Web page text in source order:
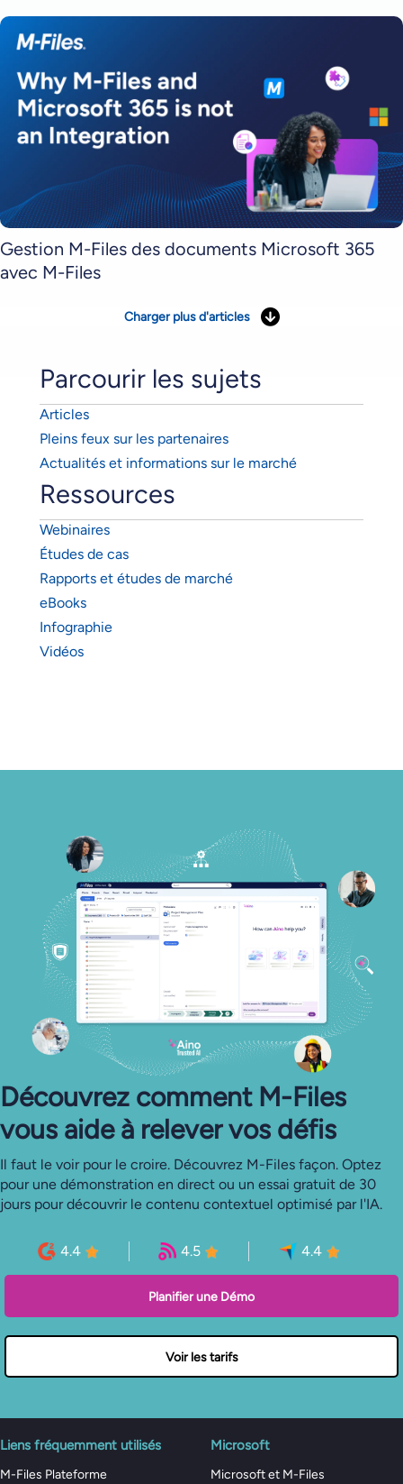
Gestion M-Files des documents Microsoft 365
avec M-Files
Charger plus d'articles
Parcourir les sujets
Articles
Pleins feux sur les partenaires
Actualités et informations sur le marché
Ressources
Webinaires
Études de cas
Rapports et études de marché
eBooks
Infographie
Vidéos
Découvrez comment M-Files
vous aide à relever vos défis
Il faut le voir pour le croire. Découvrez M-Files façon. Optez
pour une démonstration en direct ou un essai gratuit de 30
jours pour découvrir le contenu contextuel optimisé par l'IA.
4.4 4.5 4.4
Planifier une Démo
Voir les tarifs
Liens fréquemment utilisés
M-Files Plateforme
Microsoft
Microsoft et M-Files